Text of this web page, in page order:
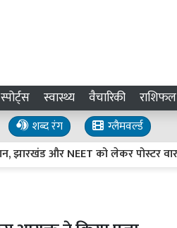
स्पोर्ट्स स्वास्थ्य वैचारिकी राशिफल
शब्द रंग
ग्लैमवर्ल्ड
और NEET को लेकर पोस्टर वार